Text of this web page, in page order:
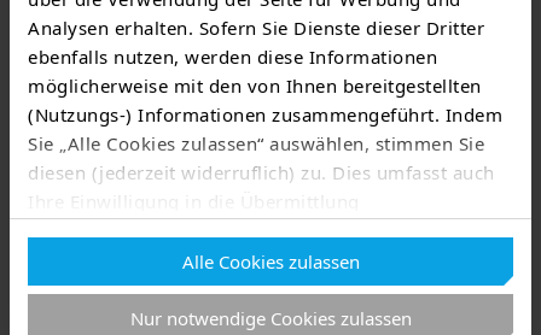
Analysen erhalten. Sofern Sie Dienste dieser Dritter
ebenfalls nutzen, werden diese Informationen
möglicherweise mit den von Ihnen bereitgestellten
(Nutzungs-) Informationen zusammengeführt. Indem
Sie „Alle Cookies zulassen“ auswählen, stimmen Sie
diesen (jederzeit widerruflich) zu. Dies umfasst auch
Ihre Einwilligung in die Übermittlung
nach Art. 49 Abs. 1 lit. a) DSGVO
. Eine
entsprechend erteilte Einwilligung kann jederzeit
widerrufen werden. Nähere Informationen zu allem
Alle Cookies zulassen
Nur notwendige Cookies zulassen
Herzstück des HYC 1000​
Modular mit 4 bis 8 Powerstacks​
SiC-Stack GEN2 mit 125 kW Leistung